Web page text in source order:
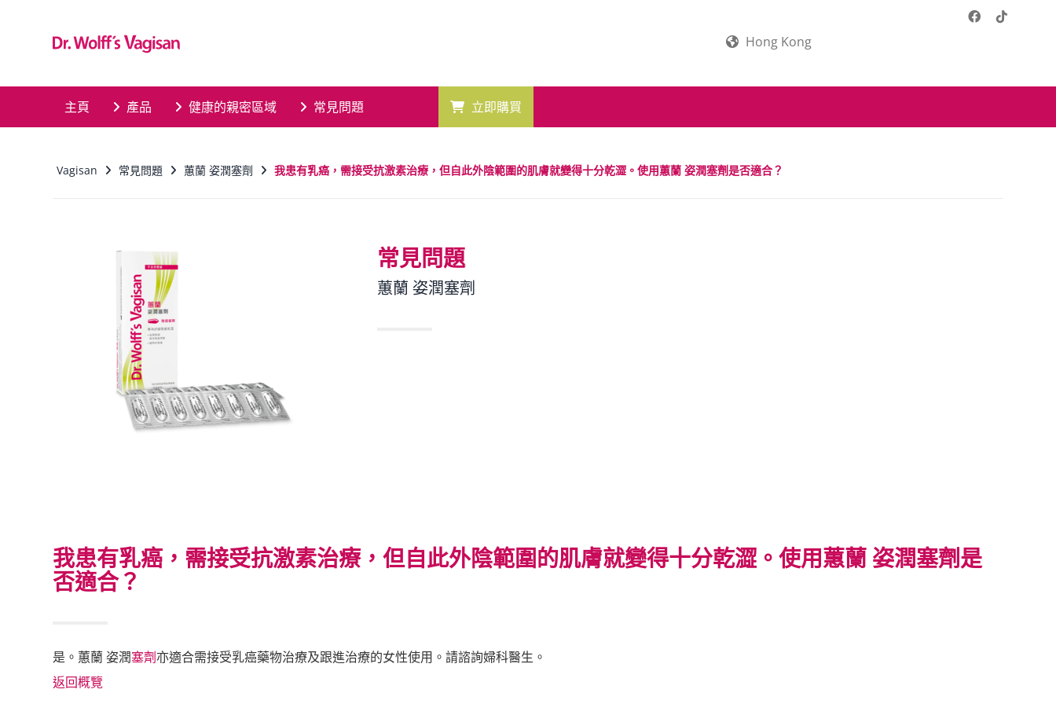
Hong Kong
主頁 產品 健康的親密區域 常見問題 立即購買
Vagisan 常見問題 蕙蘭 姿潤塞劑 我患有乳癌，需接受抗激素治療，但自此外陰範圍的肌膚就變得十分乾澀。使用蕙蘭 姿潤塞劑是否適合？
常見問題
蕙蘭 姿潤塞劑
我患有乳癌，需接受抗激素治療，但自此外陰範圍的肌膚就變得十分乾澀。使用蕙蘭 姿潤塞劑是
否適合？
是。蕙蘭 姿潤塞劑亦適合需接受乳癌藥物治療及跟進治療的女性使用。請諮詢婦科醫生。
返回概覽